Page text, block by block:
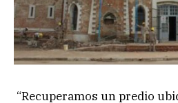
“Recuperamos un predio